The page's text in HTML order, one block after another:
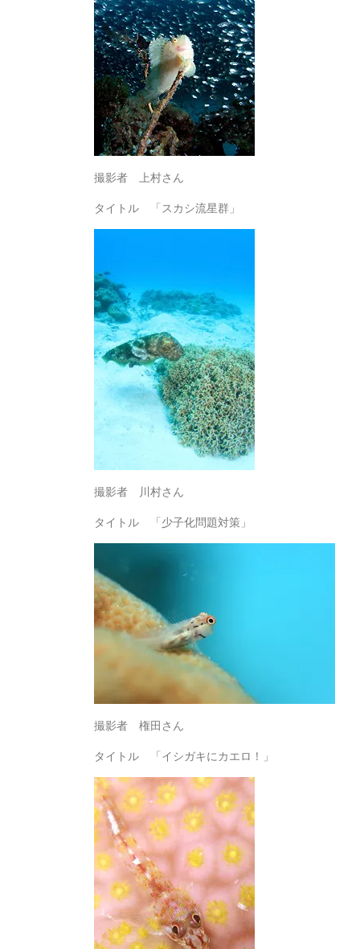
撮影者 上村さん
タイトル 「スカシ流星群」
撮影者 川村さん
タイトル 「少子化問題対策」
撮影者 権田さん
タイトル 「イシガキにカエロ！」